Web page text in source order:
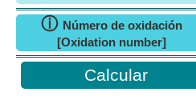
ⓘ Número de oxidación
[Oxidation number]